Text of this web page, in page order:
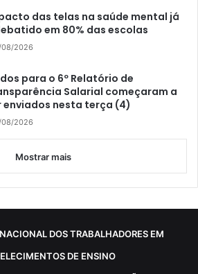
das telas na saúde mental já
em 80% das escolas
08/2026
para o 6º Relatório de
Salarial começaram a
enviados nesta terça (4)
08/2026
Mostrar mais
DOS TRABALHADORES EM
DE ENSINO